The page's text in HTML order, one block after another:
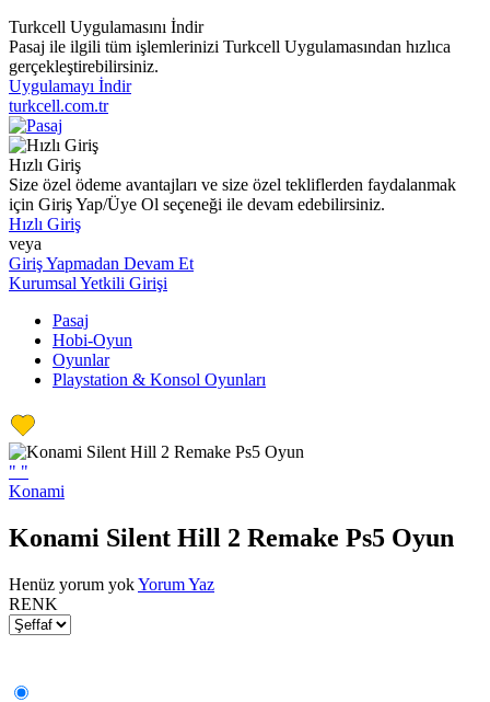
Turkcell Uygulamasını İndir
Pasaj ile ilgili tüm işlemlerinizi Turkcell Uygulamasından hızlıca
gerçekleştirebilirsiniz.
Uygulamayı İndir
turkcell.com.tr
Hızlı Giriş
Size özel ödeme avantajları ve size özel tekliflerden faydalanmak
için Giriş Yap/Üye Ol seçeneği ile devam edebilirsiniz.
Hızlı Giriş
veya
Giriş Yapmadan Devam Et
Kurumsal Yetkili Girişi
Pasaj
Hobi-Oyun
Oyunlar
Playstation & Konsol Oyunları
" "
Konami
Konami Silent Hill 2 Remake Ps5 Oyun
Henüz yorum yokYorum Yaz
RENK